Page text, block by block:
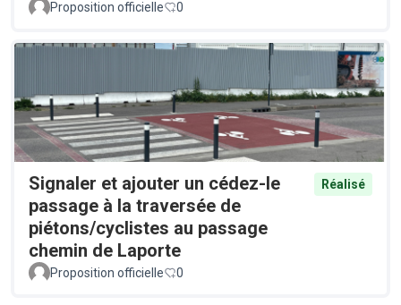
Proposition officielle 0
Signaler et ajouter un cédez-le
passage à la traversée de
piétons/cyclistes au passage
chemin de Laporte
Réalisé
Proposition officielle 0